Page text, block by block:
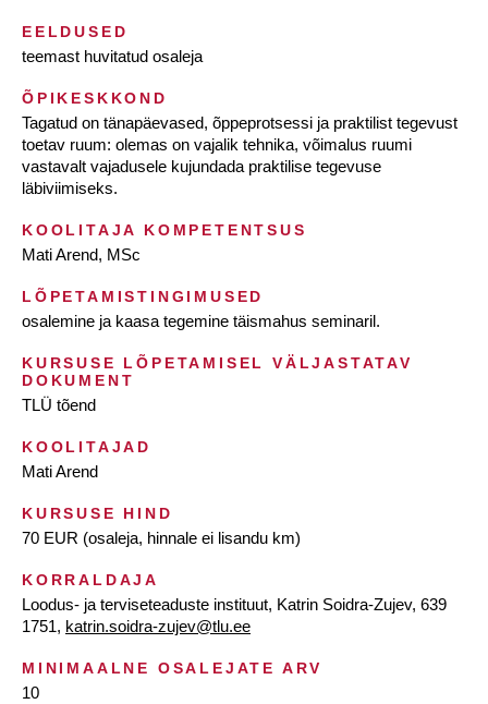
EELDUSED
teemast huvitatud osaleja
ÕPIKESKKOND
Tagatud on tänapäevased, õppeprotsessi ja praktilist tegevust
toetav ruum: olemas on vajalik tehnika, võimalus ruumi
vastavalt vajadusele kujundada praktilise tegevuse
läbiviimiseks.
KOOLITAJA KOMPETENTSUS
Mati Arend, MSc
LÕPETAMISTINGIMUSED
osalemine ja kaasa tegemine täismahus seminaril.
KURSUSE LÕPETAMISEL VÄLJASTATAV
DOKUMENT
TLÜ tõend
KOOLITAJAD
Mati Arend
KURSUSE HIND
70 EUR (osaleja, hinnale ei lisandu km)
KORRALDAJA
Loodus- ja terviseteaduste instituut, Katrin Soidra-Zujev, 639
1751, katrin.soidra-zujev@tlu.ee
MINIMAALNE OSALEJATE ARV
10